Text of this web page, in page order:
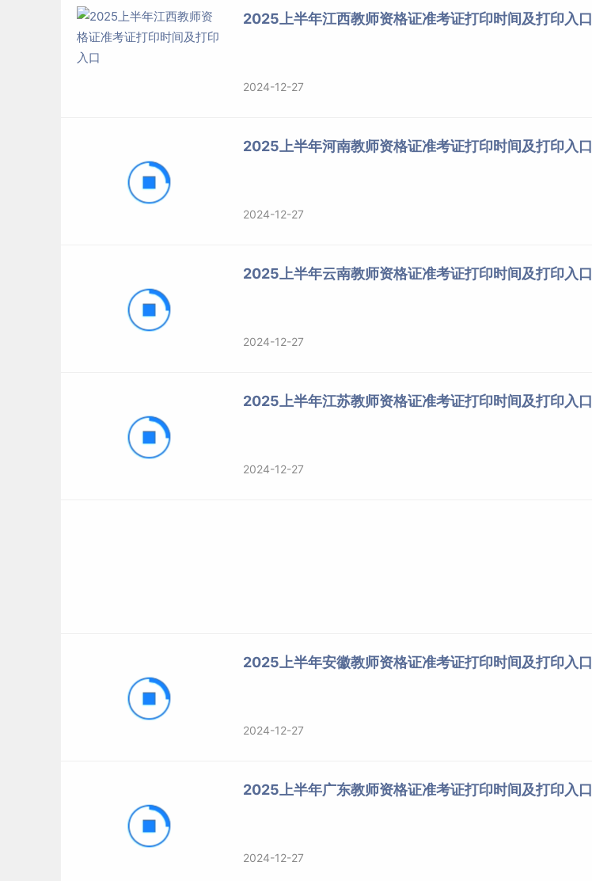
2025上半年江西教师资格证准考证打印时间及打印入口
2024-12-27
2025上半年河南教师资格证准考证打印时间及打印入口
2024-12-27
2025上半年云南教师资格证准考证打印时间及打印入口
2024-12-27
2025上半年江苏教师资格证准考证打印时间及打印入口
2024-12-27
2025上半年安徽教师资格证准考证打印时间及打印入口
2024-12-27
2025上半年广东教师资格证准考证打印时间及打印入口
2024-12-27